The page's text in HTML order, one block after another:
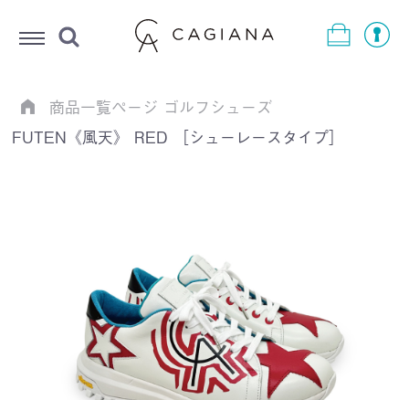
Menu
商品一覧ページ ゴルフシューズ
FUTEN《風天》 RED ［シューレースタイプ］